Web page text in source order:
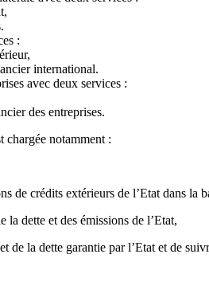
:
international.
avec deux services :
des entreprises.
chargée notamment :
de crédits extérieurs de l’Etat dans la
la dette et des émissions de l’Etat,
de la dette garantie par l’Etat et de